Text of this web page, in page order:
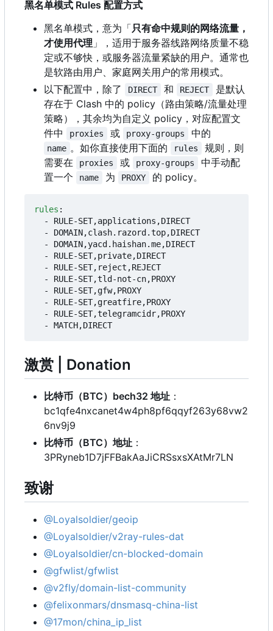
黑名单模式 Rules 配置方式
黑名单模式，意为「只有命中规则的网络流量，
才使用代理 」，适用于服务器线路网络质量不稳
定或不够快，或服务器流量紧缺的用户。通常也
是软路由用户、家庭网关用户的常用模式。
以下配置中，除了
DIRECT 和 REJECT
是默认
存在于 Clash 中的 policy （路由策略/流量处理
策略），其余均为自定义 policy ， 对应配置文
件中
proxies 或 proxy-groups 中的
name 。如你直接使用下面的 rules
规则，则
需要在
proxies 或 proxy-groups
中手动配
置一个
name 为 PROXY 的 policy。
rules :
- RULE-SET,applications,DIRECT
- DOMAIN,clash.razord.top,DIRECT
- DOMAIN,yacd.haishan.me,DIRECT
- RULE-SET,private,DIRECT
- RULE-SET,reject,REJECT
- RULE-SET,tld-not-cn,PROXY
- RULE-SET,gfw,PROXY
- RULE-SET,greatfire,PROXY
- RULE-SET,telegramcidr,PROXY
- MATCH,DIRECT
激赏 | Donation
比特币 （BTC） bech32 地址 ：
bc1qfe4nxcanet4w4ph8pf6qqyf263y68vw2
6nv9j9
比特币 （BTC） 地址 ：
3PRyneb1D7jFFBakAaJiCRSsxsXAtMr7LN
致谢
@Loyalsoldier/geoip
@Loyalsoldier/v2ray-rules-dat
@Loyalsoldier/cn-blocked-domain
@gfwlist/gfwlist
@v2fly/domain-list-community
@felixonmars/dnsmasq-china-list
@17mon/china_ip_list